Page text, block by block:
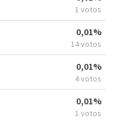
1 votos
0,01%
14 votos
0,01%
4 votos
0,01%
1 votos